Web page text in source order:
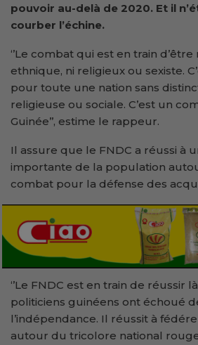
pouvoir au-delà de 2020. Et il
courber l’échine.
‘’Le combat qui est en train d’être
ethnique, ni religieux ou sexiste.
pour toute une nation sans
religieuse ou sociale. C’est un
Guinée’’, estime le rappeur.
Il assure que le FNDC a réussi à
importante de la population
combat pour la défense des
‘’Le FNDC est en train de réussir
politiciens guinéens ont échoué
l’indépendance. Il réussit à
autour du tricolore national rouge,